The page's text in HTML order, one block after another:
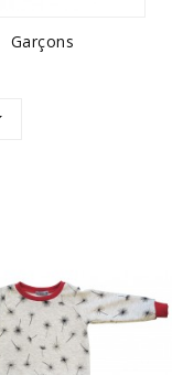
Garçons